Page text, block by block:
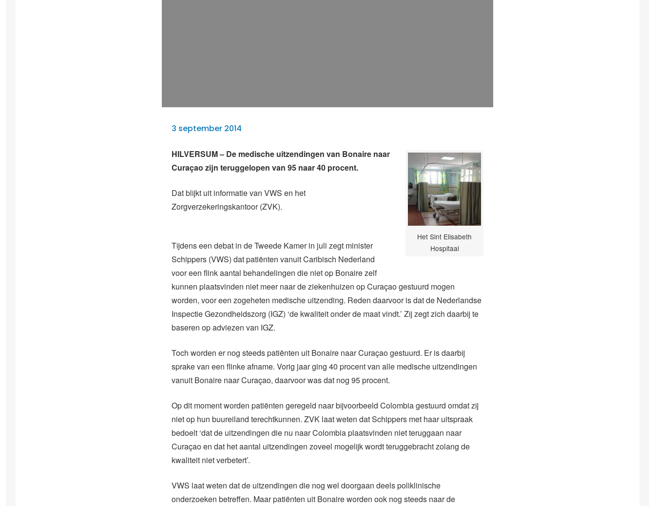
3 september 2014
Het Sint Elisabeth
Hospitaal
HILVERSUM – De medische uitzendingen van Bonaire naar
Curaçao zijn teruggelopen van 95 naar 40 procent.
Dat blijkt uit informatie van VWS en het
Zorgverzekeringskantoor (ZVK).
Tijdens een debat in de Tweede Kamer in juli zegt minister
Schippers (VWS) dat patiënten vanuit Caribisch Nederland
voor een flink aantal behandelingen die niet op Bonaire zelf
kunnen plaatsvinden niet meer naar de ziekenhuizen op Curaçao gestuurd mogen
worden, voor een zogeheten medische uitzending. Reden daarvoor is dat de Nederlandse
Inspectie Gezondheidszorg (IGZ) ‘de kwaliteit onder de maat vindt.’ Zij zegt zich daarbij te
baseren op adviezen van IGZ.
Toch worden er nog steeds patiënten uit Bonaire naar Curaçao gestuurd. Er is daarbij
sprake van een flinke afname. Vorig jaar ging 40 procent van alle medische uitzendingen
vanuit Bonaire naar Curaçao, daarvoor was dat nog 95 procent.
Op dit moment worden patiënten geregeld naar bijvoorbeeld Colombia gestuurd omdat zij
niet op hun buureiland terechtkunnen. ZVK laat weten dat Schippers met haar uitspraak
bedoelt ‘dat de uitzendingen die nu naar Colombia plaatsvinden niet teruggaan naar
Curaçao en dat het aantal uitzendingen zoveel mogelijk wordt teruggebracht zolang de
kwaliteit niet verbetert’.
VWS laat weten dat de uitzendingen die nog wel doorgaan deels poliklinische
onderzoeken betreffen. Maar patiënten uit Bonaire worden ook nog steeds naar de